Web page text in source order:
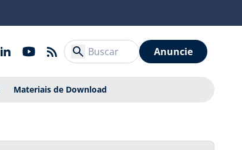
Anuncie
Materiais de Download